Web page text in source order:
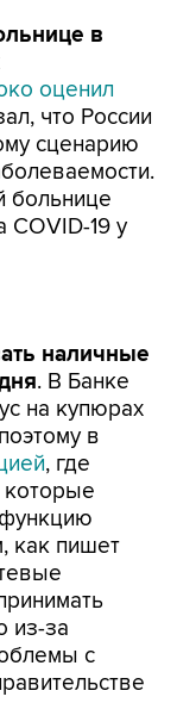
в
оценил
что России
сценарию
больнице
COVID-19 у
на купюрах
в
, где
которые
пишет
из-за
с
и